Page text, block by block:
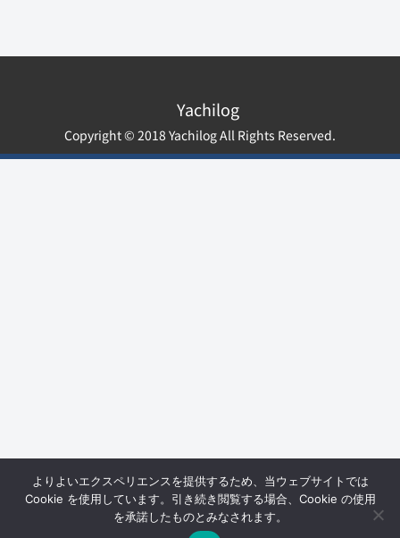
Yachilog
Copyright © 2018 Yachilog All Rights Reserved.
よりよいエクスペリエンスを提供するため、当ウェブサイトでは
Cookie を使用しています。引き続き閲覧する場合、Cookie の使用
を承諾したものとみなされます。